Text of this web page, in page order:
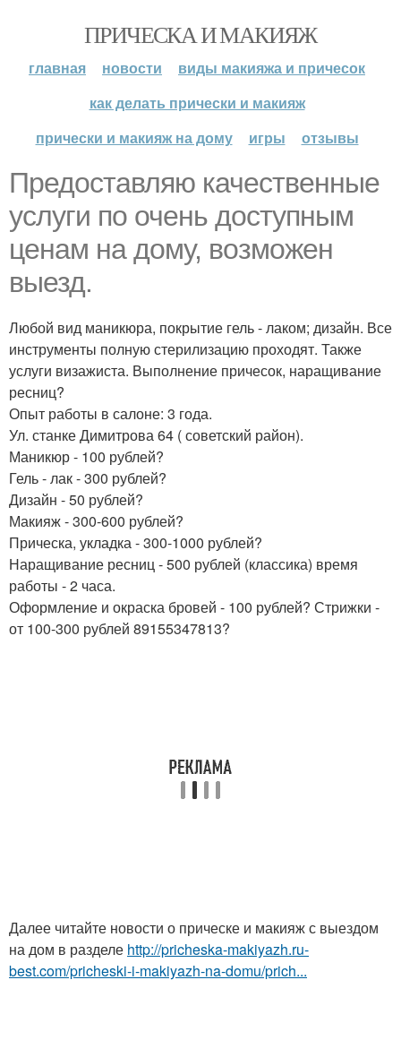
ПРИЧЕСКА И МАКИЯЖ
главная новости
виды макияжа и причесок
как делать прически и макияж
прически и макияж на дому
игры отзывы
Предоставляю качественные
услуги по очень доступным
ценам на дому, возможен
выезд.
Любой вид маникюра, покрытие гель - лаком; дизайн. Все
инструменты полную стерилизацию проходят. Также
услуги визажиста. Выполнение причесок, наращивание
ресниц?
Опыт работы в салоне: 3 года.
Ул. станке Димитрова 64 ( советский район).
Маникюр - 100 рублей?
Гель - лак - 300 рублей?
Дизайн - 50 рублей?
Макияж - 300-600 рублей?
Прическа, укладка - 300-1000 рублей?
Наращивание ресниц - 500 рублей (классика) время
работы - 2 часа.
Оформление и окраска бровей - 100 рублей? Стрижки -
от 100-300 рублей 89155347813?
Далее читайте новости о прическе и макияж с выездом
на дом в разделе http://pricheska-makiyazh.ru-
best.com/pricheski-i-makiyazh-na-domu/prich...